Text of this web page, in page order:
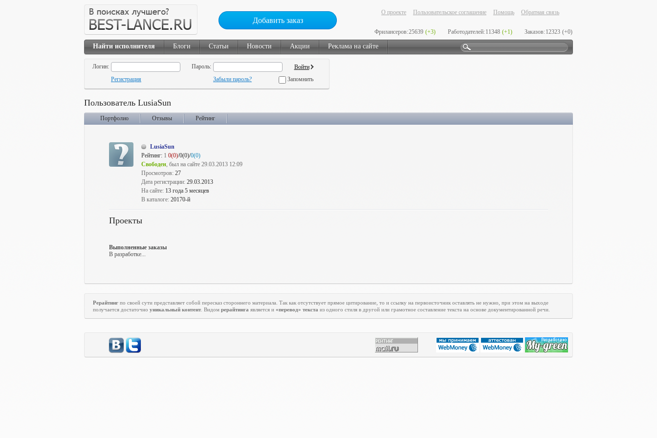
Добавить заказ
О проекте Пользовательское соглашение Помощь Обратная связь
Фрилансеров:25639 (+3) Работодателей:11348 (+1) Заказов:12323 (+0)
Найти исполнителя Блоги Статьи Новости Акции Реклама на сайте
Логин:
Пароль:
Регистрация
Забыли пароль? Запомнить
Пользователь LusiaSun
Портфолио Отзывы Рейтинг
LusiaSun
Рейтинг: 1 0(0)/0(0)/0(0)
Свободен, был на сайте 29.03.2013 12:09
Просмотров: 27
Дата регистрации: 29.03.2013
На сайте: 13 года 5 месяцев
В каталоге: 20170-й
Проекты
Выполненные заказы
В разработке...
Рерайтинг по своей сути представляет собой пересказ стороннего материала. Так как отсутствует прямое цитирование, то и ссылку на первоисточник оставлять не нужно, при этом на выходе
получается достаточно уникальный контент. Видом рерайтинга является и «перевод» текста из одного стиля в другой или грамотное составление текста на основе документированной речи.